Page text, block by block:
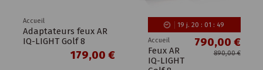
Accueil
Adaptateurs feux AR
IQ-LIGHT Golf 8
179,00 €
19 j. 20 : 01 : 48
Accueil
Feux AR
IQ-LIGHT
790,00 €
890,00 €